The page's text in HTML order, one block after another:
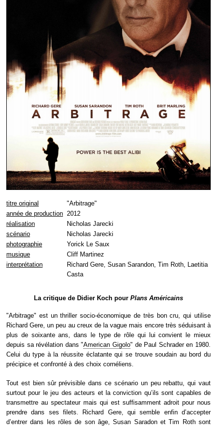
titre original
"Arbitrage"
année de production 2012
réalisation
Nicholas Jarecki
scénario
Nicholas Jarecki
photographie
Yorick Le Saux
musique
Cliff Martinez
interprétation
Richard Gere, Susan Sarandon, Tim Roth, Laetitia
Casta
La critique de Didier Koch pour Plans Américains
"Arbitrage" est un thriller socio-économique de très bon cru, qui utilise
Richard Gere, un peu au creux de la vague mais encore très séduisant à
plus de soixante ans, dans le type de rôle qui lui convient le mieux
depuis sa révélation dans "American Gigolo" de Paul Schrader en 1980.
Celui du type à la réussite éclatante qui se trouve soudain au bord du
précipice et confronté à des choix cornéliens.
Tout est bien sûr prévisible dans ce scénario un peu rebattu, qui vaut
surtout pour le jeu des acteurs et la conviction qu’ils sont capables de
transmettre au spectateur mais qui est suffisamment adroit pour nous
prendre dans ses filets. Richard Gere, qui semble enfin d’accepter
d’entrer dans les rôles de son âge, Susan Saradon et Tim Roth sont